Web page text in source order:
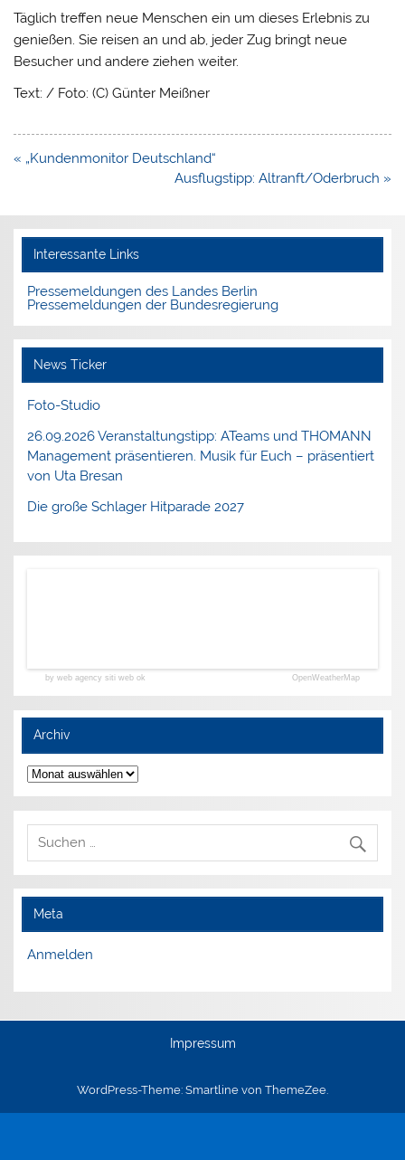
Täglich treffen neue Menschen ein um dieses Erlebnis zu
genießen. Sie reisen an und ab, jeder Zug bringt neue
Besucher und andere ziehen weiter.
Text: / Foto: (C) Günter Meißner
Beitragsnavigation
« „Kundenmonitor Deutschland“
Ausflugstipp: Altranft/Oderbruch »
Interessante Links
Pressemeldungen des Landes Berlin
Pressemeldungen der Bundesregierung
News Ticker
Foto-Studio
26.09.2026 Veranstaltungstipp: ATeams und THOMANN
Management präsentieren. Musik für Euch – präsentiert
von Uta Bresan
Die große Schlager Hitparade 2027
by web agency siti web ok OpenWeatherMap
Archiv
Archiv
Meta
Anmelden
Impressum
WordPress-Theme: Smartline von ThemeZee.